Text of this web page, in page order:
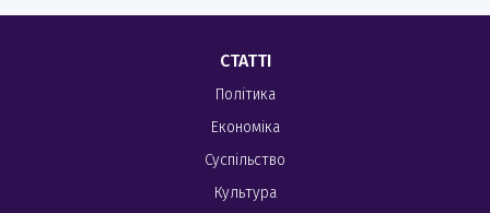
СТАТТІ
Політика
Економіка
Суспільство
Культура